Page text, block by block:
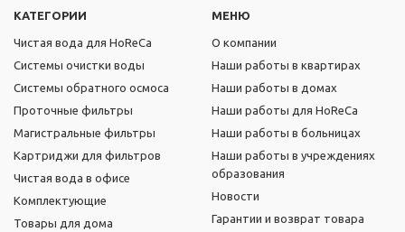
КАТЕГОРИИ
Чистая вода для HoReCa
Системы очистки воды
Системы обратного осмоса
Проточные фильтры
Магистральные фильтры
Картриджи для фильтров
Чистая вода в офисе
Комплектующие
Товары для дома
МЕНЮ
О компании
Наши работы в квартирах
Наши работы в домах
Наши работы для HoReCa
Наши работы в больницах
Наши работы в учреждениях
образования
Новости
Гарантии и возврат товара